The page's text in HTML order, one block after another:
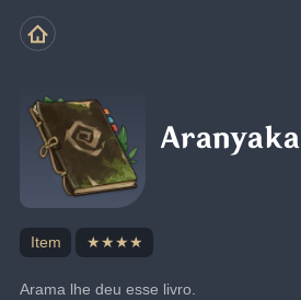
Aranyaka
Item ★★★★
Arama lhe deu esse livro.